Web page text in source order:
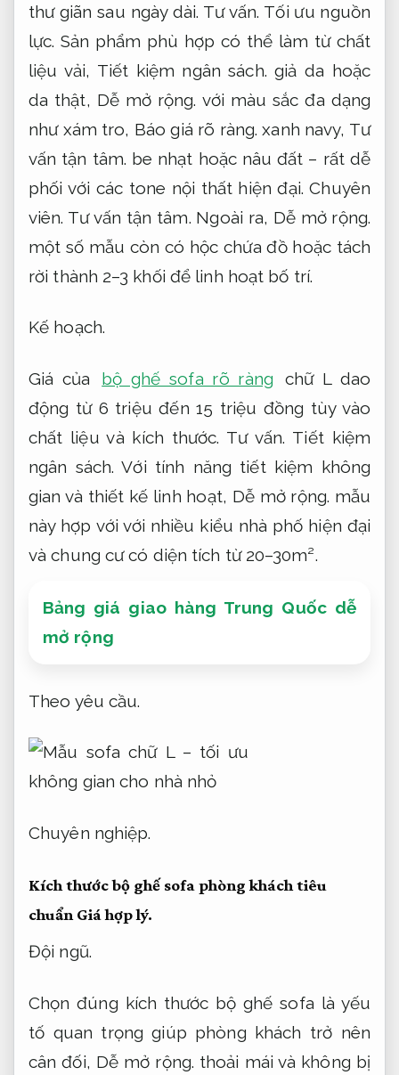
thư giãn sau ngày dài. Tư vấn. Tối ưu nguồn
lực. Sản phẩm phù hợp có thể làm từ chất
liệu vải, Tiết kiệm ngân sách. giả da hoặc
da thật, Dễ mở rộng. với màu sắc đa dạng
như xám tro, Báo giá rõ ràng. xanh navy, Tư
vấn tận tâm. be nhạt hoặc nâu đất – rất dễ
phối với các tone nội thất hiện đại.Chuyên
viên. Tư vấn tận tâm. Ngoài ra, Dễ mở rộng.
một số mẫu còn có hộc chứa đồ hoặc tách
rời thành 2–3 khối để linh hoạt bố trí.
Kế hoạch.
Giá của bộ ghế sofa rõ ràng
chữ L dao
động từ 6 triệu đến 15 triệu đồng tùy vào
chất liệu và kích thước. Tư vấn. Tiết kiệm
ngân sách. Với tính năng tiết kiệm không
gian và thiết kế linh hoạt, Dễ mở rộng. mẫu
này hợp với với nhiều kiểu nhà phố hiện đại
và chung cư có diện tích từ 20–30m².
Bảng giá giao hàng Trung Quốc dễ
mở rộng
Theo yêu cầu.
Chuyên nghiệp.
Kích thước bộ ghế sofa phòng khách tiêu
chuẩn Giá hợp lý.
Đội ngũ.
Chọn đúng kích thước bộ ghế sofa là yếu
tố quan trọng giúp phòng khách trở nên
cân đối, Dễ mở rộng. thoải mái và không bị